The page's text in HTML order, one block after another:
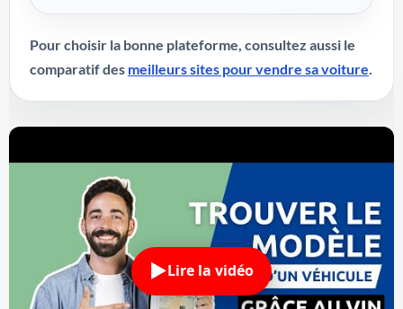
Pour choisir la bonne plateforme, consultez aussi le
comparatif des meilleurs sites pour vendre sa voiture.
Lire la vidéo